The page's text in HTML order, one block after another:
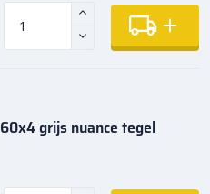
grijs nuance tegel